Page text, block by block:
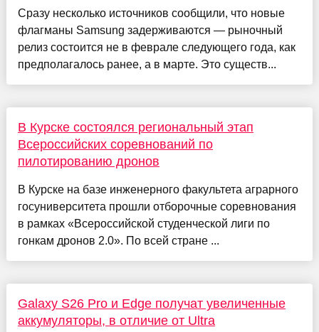
Сразу несколько источников сообщили, что новые
флагманы Samsung задерживаются — рыночный
релиз состоится не в феврале следующего года, как
предполагалось ранее, а в марте. Это существ...
В Курске состоялся региональный этап
Всероссийских соревнований по
пилотированию дронов
В Курске на базе инженерного факультета аграрного
госуниверситета прошли отборочные соревнования
в рамках «Всероссийской студенческой лиги по
гонкам дронов 2.0». По всей стране ...
Galaxy S26 Pro и Edge получат увеличенные
аккумуляторы, в отличие от Ultra